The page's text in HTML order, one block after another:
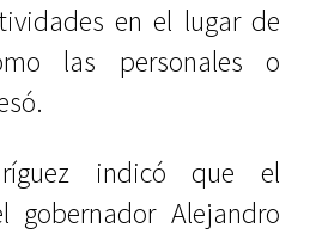
en el lugar de
las personales o
indicó que el
gobernador Alejandro